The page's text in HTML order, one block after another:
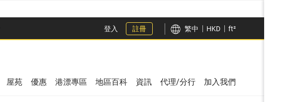
登入 註冊 繁中 HKD ft²
屋苑 優惠 港漂專區 地區百科 資訊 代理/分行 加入我們